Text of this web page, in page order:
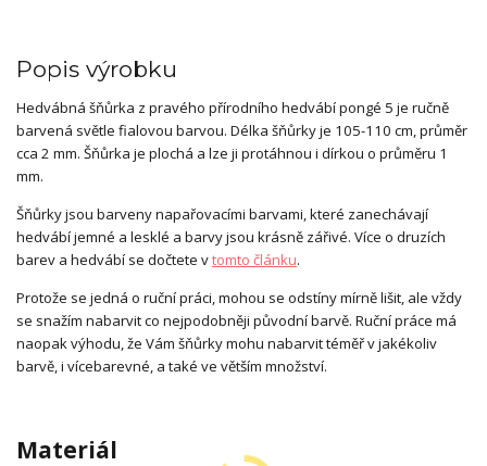
Popis výrobku
Hedvábná šňůrka z pravého přírodního hedvábí pongé 5 je ručně
barvená světle fialovou barvou. Délka šňůrky je 105-110 cm, průměr
cca 2 mm. Šňůrka je plochá a lze ji protáhnou i dírkou o průměru 1
mm.
Šňůrky jsou barveny napařovacími barvami, které zanechávají
hedvábí jemné a lesklé a barvy jsou krásně zářivé. Více o druzích
barev a hedvábí se dočtete vtomto článku.
Protože se jedná o ruční práci, mohou se odstíny mírně lišit, ale vždy
se snažím nabarvit co nejpodobněji původní barvě. Ruční práce má
naopak výhodu, že Vám šňůrky mohu nabarvit téměř v jakékoliv
barvě, i vícebarevné, a také ve větším množství.
Materiál